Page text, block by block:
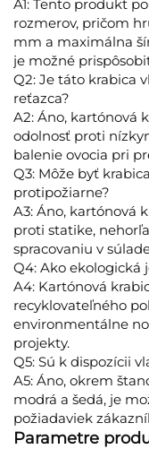
A1: Tento produkt
rozmerov, pričom
mm a maximálna
je možné
Q2: Je táto krabica
reťazca?
A2: Áno, kartónová
odolnosť proti
balenie ovocia pri
Q3: Môže byť
protipožiarne?
A3: Áno, kartónová
proti statike,
spracovaniu v
Q4: Ako ekologická
A4: Kartónová
recyklovateľného
environmentálne
projekty.
Q5: Sú k dispozícii
A5: Áno, okrem
modrá a šedá, je
požiadaviek
Parametre